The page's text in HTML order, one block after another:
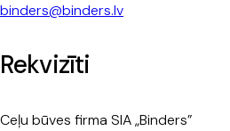
binders@binders.lv
Rekvizīti
Ceļu būves firma SIA „Binders”